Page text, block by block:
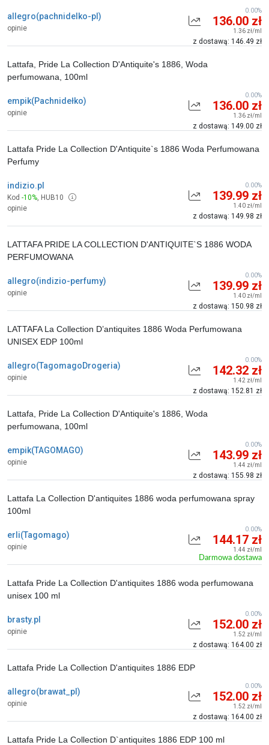
allegro(pachnidelko-pl)
opinie 136.00 zł
1.36 zł/ml
z dostawą: 146.49 zł
0.00%
empik(Pachnidełko)
opinie
Lattafa, Pride La Collection D'Antiquite's 1886, Woda
perfumowana, 100ml
136.00 zł
1.36 zł/ml
z dostawą: 149.00 zł
0.00%
indizio.pl
Kod -10%, HUB10
opinie
Lattafa Pride La Collection D'Antiquite`s 1886 Woda Perfumowana
Perfumy
139.99 zł
1.40 zł/ml
z dostawą: 149.98 zł
0.00%
allegro(indizio-perfumy)
opinie
LATTAFA PRIDE LA COLLECTION D'ANTIQUITE`S 1886 WODA
PERFUMOWANA
139.99 zł
1.40 zł/ml
z dostawą: 150.98 zł
0.00%
allegro(TagomagoDrogeria)
opinie
LATTAFA La Collection D’antiquites 1886 Woda Perfumowana
UNISEX EDP 100ml
142.32 zł
1.42 zł/ml
z dostawą: 152.81 zł
0.00%
empik(TAGOMAGO)
opinie
Lattafa, Pride La Collection D'Antiquite's 1886, Woda
perfumowana, 100ml
143.99 zł
1.44 zł/ml
z dostawą: 155.98 zł
0.00%
erli(Tagomago)
opinie
Lattafa La Collection D'antiquites 1886 woda perfumowana spray
100ml
144.17 zł
1.44 zł/ml
Darmowa dostawa
0.00%
brasty.pl
opinie
Lattafa Pride La Collection D'antiquites 1886 woda perfumowana
unisex 100 ml
152.00 zł
1.52 zł/ml
z dostawą: 164.00 zł
0.00%
allegro(brawat_pl)
opinie
Lattafa Pride La Collection D'antiquites 1886 EDP
152.00 zł
1.52 zł/ml
z dostawą: 164.00 zł
0.00%
Lattafa Pride La Collection D`antiquites 1886 EDP 100 ml